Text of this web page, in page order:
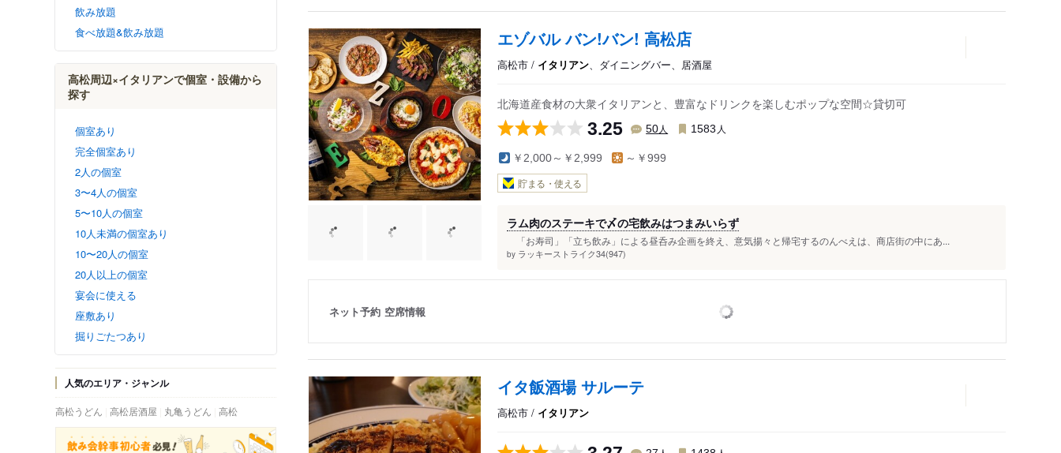
飲み放題
食べ放題&飲み放題
高松周辺×イタリアンで個室・設備から
探す
個室あり
完全個室あり
2人の個室
3〜4人の個室
5〜10人の個室
10人未満の個室あり
10〜20人の個室
20人以上の個室
宴会に使える
座敷あり
掘りごたつあり
人気のエリア・ジャンル
高松うどん 高松居酒屋 丸亀うどん 高松
エゾバル バン!バン! 高松店
高松市 / イタリアン、ダイニングバー、居酒屋
北海道産食材の大衆イタリアンと、豊富なドリンクを楽しむポップな空間☆貸切可
3.25 50人 1583 人
￥2,000～￥2,999 ～￥999
貯まる・使える
ラム肉のステーキで〆の宅飲みはつまみいらず
「お寿司」「立ち飲み」による昼呑み企画を終え、意気揚々と帰宅するのんべえは、商店街の中にあ...
by ラッキーストライク34(947)
ネット予約 空席情報
イタ飯酒場 サルーテ
高松市 / イタリアン